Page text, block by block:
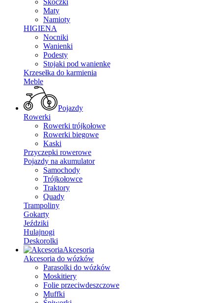
Skoczki
Maty
Namioty
HIGIENA
Nocniki
Wanienki
Podesty
Stojaki pod wanienkę
Krzesełka do karmienia
Meble
Pojazdy
Rowerki
Rowerki trójkołowe
Rowerki biegowe
Kaski
Przyczepki rowerowe
Pojazdy na akumulator
Samochody
Trójkołowce
Traktory
Quady
Trampoliny
Gokarty
Jeździki
Hulajnogi
Deskorolki
Akcesoria
Akcesoria do wózków
Parasolki do wózków
Moskitiery
Folie przeciwdeszczowe
Muffki